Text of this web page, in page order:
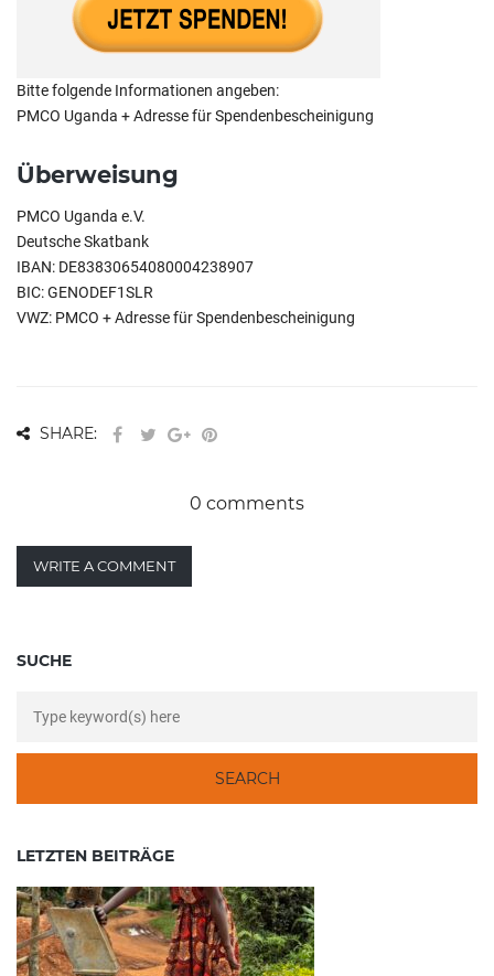
Bitte folgende Informationen angeben:
PMCO Uganda + Adresse für Spendenbescheinigung
Überweisung
PMCO Uganda e.V.
Deutsche Skatbank
IBAN: DE83830654080004238907
BIC: GENODEF1SLR
VWZ: PMCO + Adresse für Spendenbescheinigung
SHARE:
0 comments
WRITE A COMMENT
SUCHE
LETZTEN BEITRÄGE